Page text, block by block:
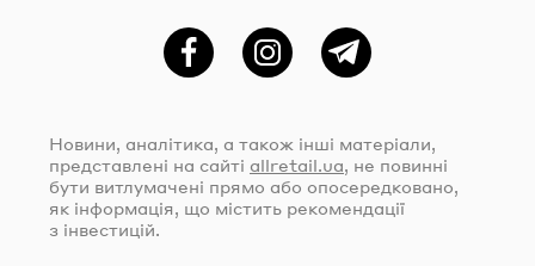
ФейсбукInstagramTelegram
Новини, аналітика, а також інші матеріали,
представлені на сайті allretail.ua, не повинні
бути витлумачені прямо або опосередковано,
як інформація, що містить рекомендації
з інвестицій.